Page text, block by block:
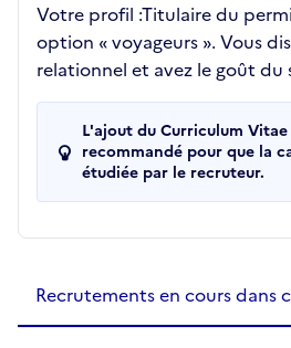
Votre profil :Titulaire du
option « voyageurs ». Vous
relationnel et avez le goût du
L'ajout du Curriculum
recommandé pour que la
étudiée par le recruteur.
Recrutements en cours dans